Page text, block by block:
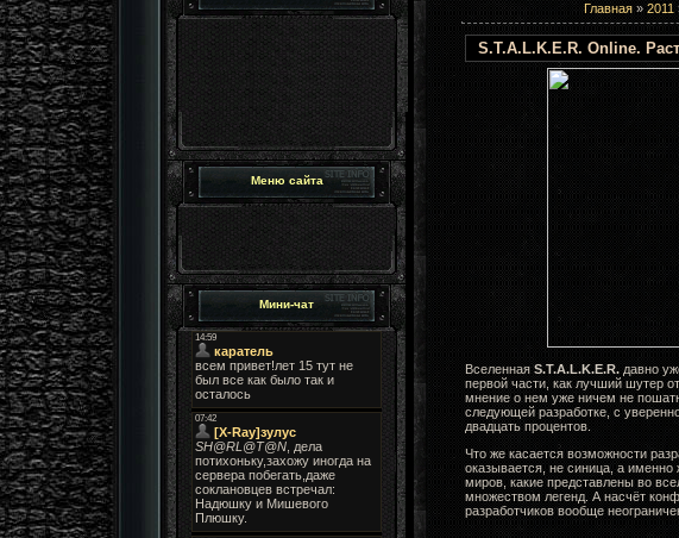
Меню сайта
Мини-чат
Главная » 2011
S.T.A.L.K.E.R. Online.
ВселеннаяS.T.A.L.K.E.R. давно
первой части, как лучший шутер
мнение о нем уже ничем не
следующей разработке, с
двадцать процентов.
Что же касается возможности
оказывается, не синица, а
миров, какие представлены во
множеством легенд. А насчёт
разработчиков вообще